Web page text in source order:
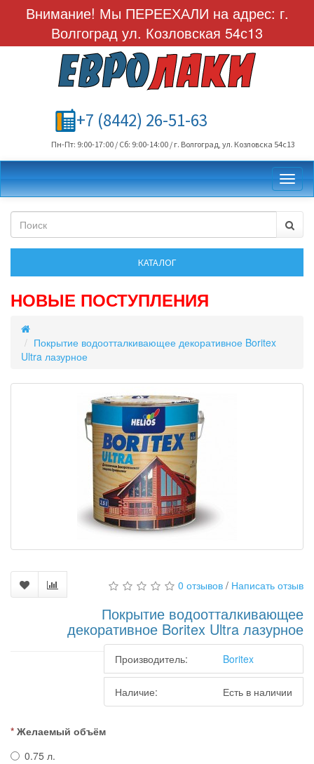
Внимание! Мы ПЕРЕЕХАЛИ на адрес: г.
Волгоград ул. Козловская 54с13
+7 (8442) 26-51-63
Пн-Пт: 9:00-17:00 / Сб: 9:00-14:00 / г. Волгоград, ул. Козловска 54с13
НОВЫЕ ПОСТУПЛЕНИЯ
Покрытие водоотталкивающее декоративное Boritex
Ultra лазурное
0 отзывов / Написать отзыв
Покрытие водоотталкивающее
декоративное Boritex Ultra лазурное
Производитель: Boritex
Наличие: Есть в наличии
Желаемый объём
0.75 л.